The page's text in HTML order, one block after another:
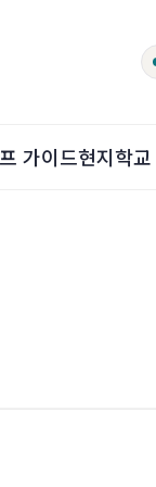
가이드현지학